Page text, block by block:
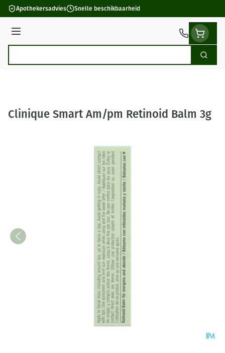
Ga naar de inhoud
Apothekersadvies Snelle beschikbaarheid
Menu
Zoek
Clinique Smart Am/pm Retinoid Balm 3g